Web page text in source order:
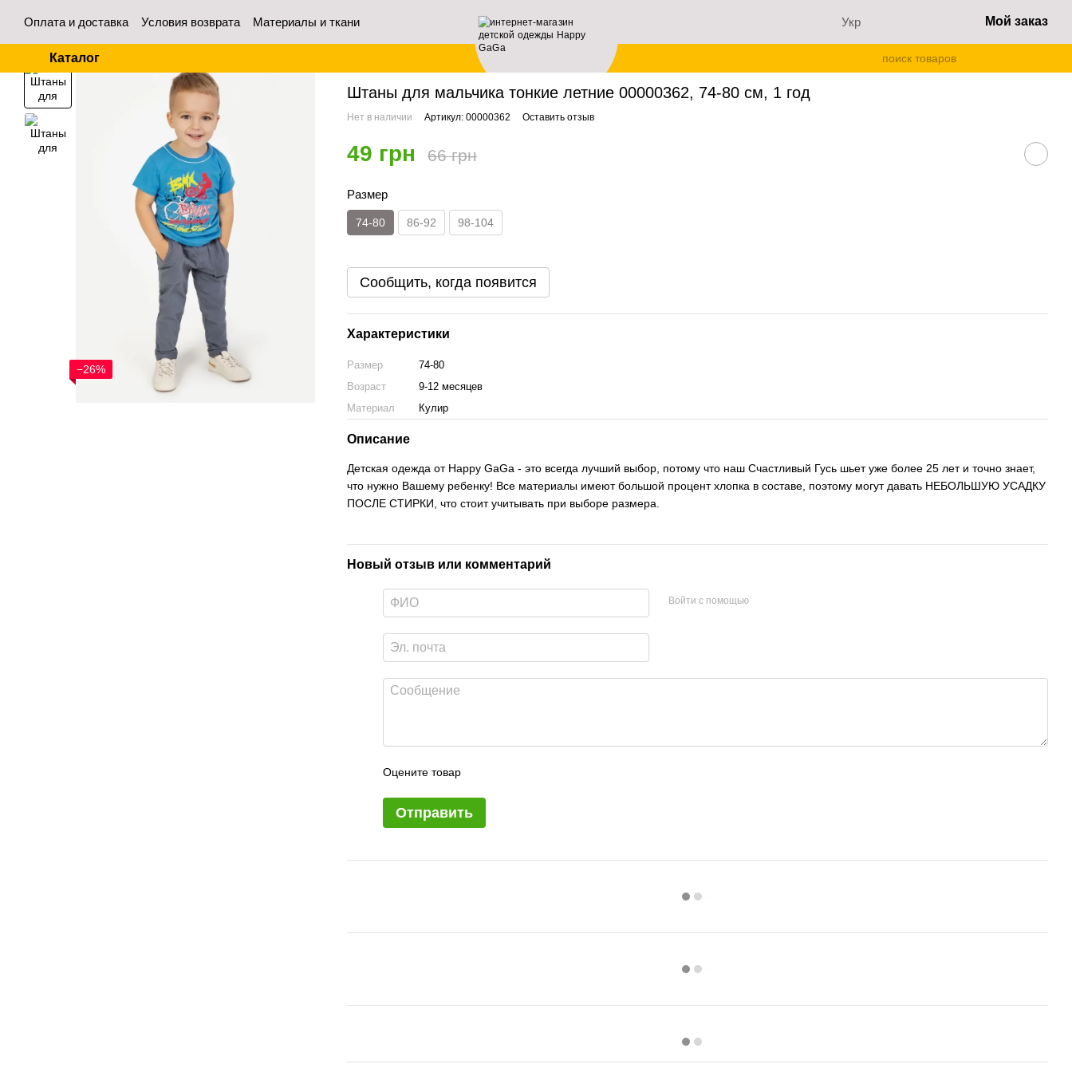
Оплата и доставка Условия возврата
Материалы и ткани
Укр Мой заказ
Каталог
−26%
Штаны для мальчика тонкие летние 00000362, 74-80 см, 1 год
Штаны для мальчика тонкие летние 00000362, 74-80 см, 1 год
Нет в наличии Артикул: 00000362 Оставить отзыв
49 грн 66 грн
Размер
74-80 86-92 98-104
Сообщить, когда появится
Характеристики
Размер
74-80
Возраст
9-12 месяцев
Материал
Кулир
Описание
Детская одежда от Happy GaGa - это всегда лучший выбор, потому что наш Счастливый Гусь шьет уже более 25 лет и точно знает,
что нужно Вашему ребенку! Все материалы имеют большой процент хлопка в составе, поэтому могут давать НЕБОЛЬШУЮ УСАДКУ
ПОСЛЕ СТИРКИ, что стоит учитывать при выборе размера.
Новый отзыв или комментарий
Войти с помощью
Оцените товар
Отправить